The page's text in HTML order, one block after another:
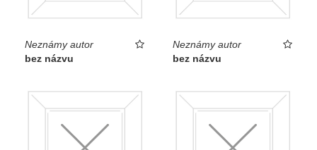
Neznámy autor
bez názvu
Neznámy autor
bez názvu